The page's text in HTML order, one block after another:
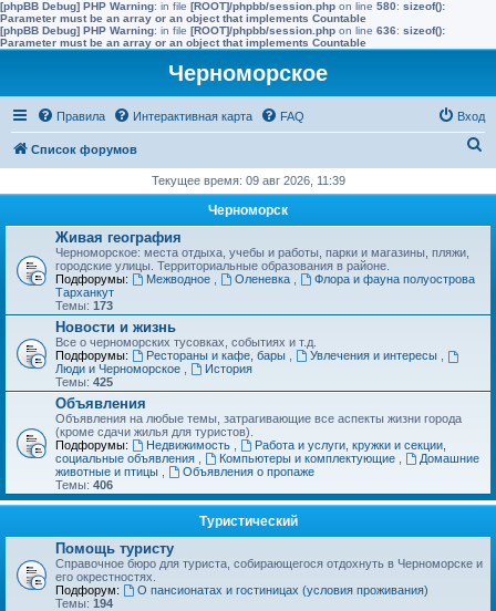
[phpBB Debug] PHP Warning: in file [ROOT]/phpbb/session.php on line 580: sizeof():
Parameter must be an array or an object that implements Countable
[phpBB Debug] PHP Warning: in file [ROOT]/phpbb/session.php on line 636: sizeof():
Parameter must be an array or an object that implements Countable
Черноморское
Правила Интерактивная карта FAQ Вход
Список форумов
с
Текущее время: 09 авг 2026, 11:39
Черноморск
Живая география
Черноморское: места отдыха, учебы и работы, парки и магазины, пляжи,
городские улицы. Территориальные образования в районе.
Подфорумы:
Межводное Оленевка
Флора и фауна полуострова
Тарханкут
Темы: 173
Новости и жизнь
Все о черноморских тусовках, событиях и т.д.
Подфорумы:
Рестораны и кафе, бары Увлечения и интересы
Люди и Черноморское
История
Темы: 425
Объявления
Объявления на любые темы, затрагивающие все аспекты жизни города
(кроме сдачи жилья для туристов).
Подфорумы:
Недвижимость
Работа и услуги, кружки и секции,
социальные объявления
Компьютеры и комплектующие
Домашние
животные и птицы
Объявления о пропаже
Темы: 406
Туристический
Помощь туристу
Справочное бюро для туриста, собирающегося отдохнуть в Черноморске и
его окрестностях.
Подфорум:
О пансионатах и гостиницах (условия проживания)
Темы: 194